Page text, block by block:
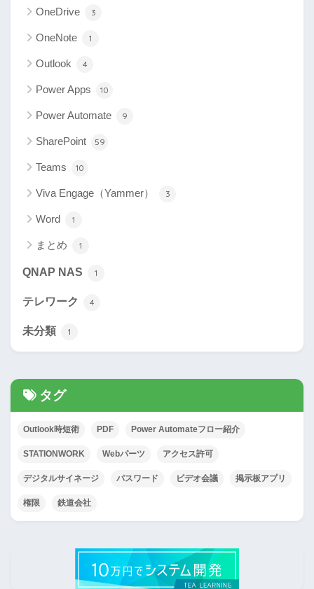
OneDrive 3
OneNote 1
Outlook 4
Power Apps 10
Power Automate 9
SharePoint 59
Teams 10
Viva Engage（Yammer） 3
Word 1
まとめ 1
QNAP NAS 1
テレワーク 4
未分類 1
タグ
Outlook時短術 PDF Power Automateフロー紹介
STATIONWORK Webパーツ アクセス許可
デジタルサイネージ パスワード ビデオ会議 掲示板アプリ
権限 鉄道会社